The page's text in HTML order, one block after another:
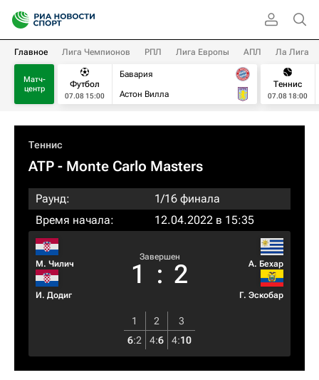
Главное Лига Чемпионов РПЛ Лига Европы АПЛ Ла Лига
Матч-
центр
Футбол
07.08 15:00
Бавария
Астон Вилла
Теннис
07.08 18:00
Теннис
ATP - Monte Carlo Masters
Раунд:
1/16 финала
Время начала:
12.04.2022 в 15:35
М. Чилич
И. Додиг
Завершен
1 : 2 А. Бехар
Г. Эскобар
1 2
3
6:2 4:6 4:10